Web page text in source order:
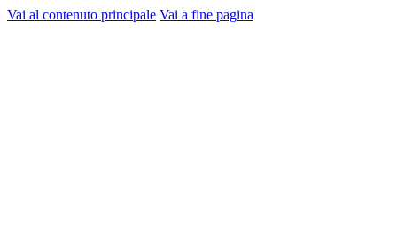
Vai al contenuto principale Vai a fine pagina